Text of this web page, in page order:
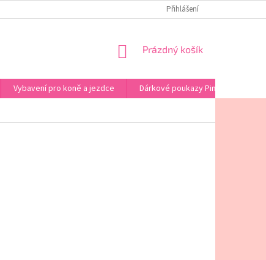
OBCHODNÍ PODMÍNKYPřihlášení
NÁKUPNÍ
Prázdný košík
Vybavení pro koně a jezdce
Dárkové poukazy Pink Horse